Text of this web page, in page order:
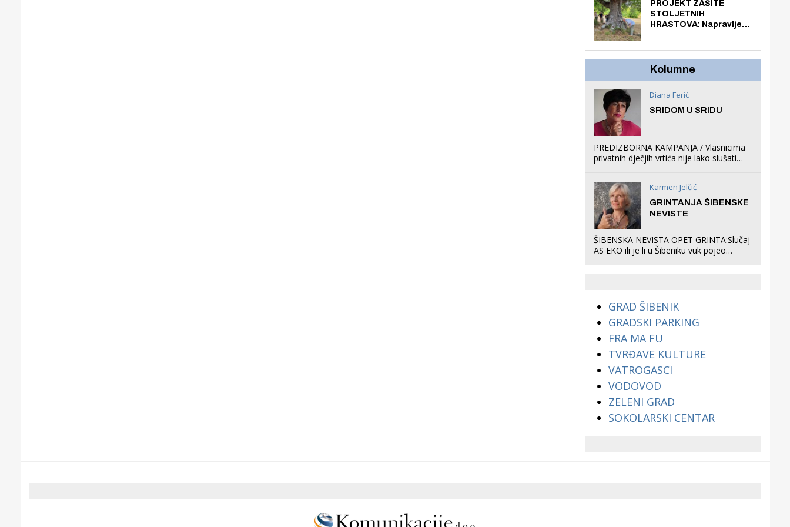
električnim biciklom.
PROJEKT ZAŠITE
STOLJETNIH
HRASTOVA: Napravljen
Kolumne
Diana Ferić
SRIDOM U SRIDU
PREDIZBORNA KAMPANJA / Vlasnicima
privatnih dječjih vrtića nije lako slušati
što oni rade u Šibeniku ne postoji
Karmen Jelčić
GRINTANJA ŠIBENSKE
NEVISTE
ŠIBENSKA NEVISTA OPET GRINTA:Slučaj
AS EKO ili je li u Šibeniku vuk pojeo
GRAD ŠIBENIK
GRADSKI PARKING
FRA MA FU
TVRĐAVE KULTURE
VATROGASCI
VODOVOD
ZELENI GRAD
SOKOLARSKI CENTAR